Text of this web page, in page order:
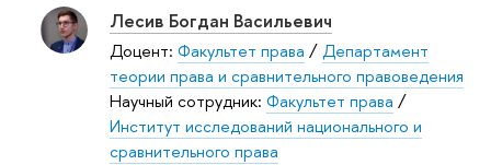
Лесив Богдан Васильевич
Доцент: Факультет права /Департамент
теории права и сравнительного правоведения
Научный сотрудник: Факультет права /
Институт исследований национального и
сравнительного права